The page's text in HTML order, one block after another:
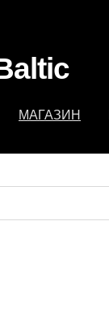
МАГАЗИН